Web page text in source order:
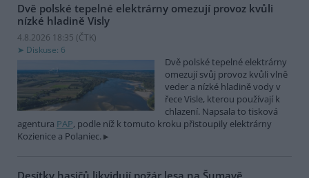
Dvě polské tepelné elektrárny omezují provoz kvůli
nízké hladině Visly
4.8.2026 18:35 (ČTK)
Diskuse: 6
Dvě polské tepelné elektrárny
omezují svůj provoz kvůli vlně
veder a nízké hladině vody v
řece Visle, kterou používají k
chlazení. Napsala to tisková
agentura PAP, podle níž k tomuto kroku přistoupily elektrárny
Kozienice a Polaniec.
Desítky hasičů likvidují požár lesa na Šumavě